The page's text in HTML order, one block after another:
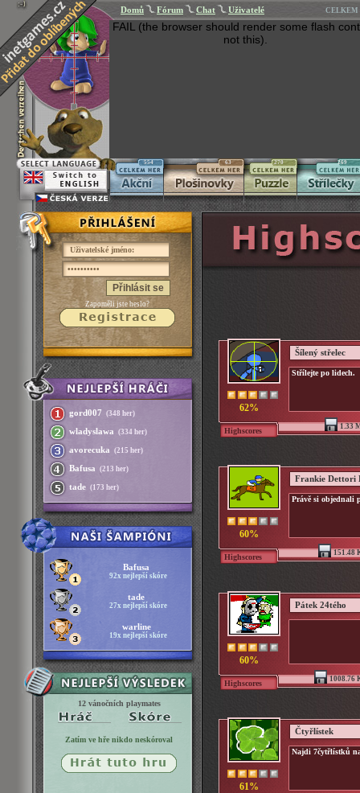
Domů Fórum Chat Uživatelé CELKEM
FAIL (the browser should render some flash
not this).
554 63 270 269
Přihlásit se
Zapoměli jste heslo?
gord007 (348 her)
wladyslawa (334 her)
avorecuka (215 her)
Bafusa (213 her)
tade (173 her)
Bafusa
92x nejlepší skóre
tade
27x nejlepší skóre
warline
19x nejlepší skóre
12 vánočních playmates
Zatím ve hře nikdo neskóroval
62%
Šílený střelec
Střílejte po lidech.
Highscores 1.33
60%
Frankie Dettori
Právě si objednali
Highscores 151.48
60%
Pátek 24tého
Highscores 1008.76
61%
Čtyřlístek
Najdi 7čytřlístků